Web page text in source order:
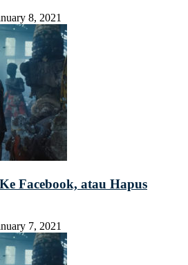
8, 2021
Facebook, atau Hapus
7, 2021